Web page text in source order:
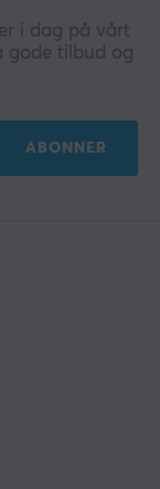
i dag på vårt
gode tilbud og
ABONNER